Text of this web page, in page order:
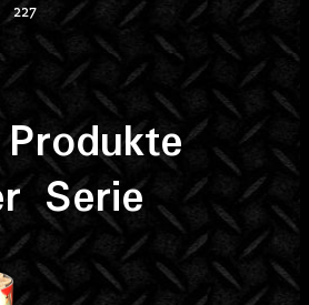
227
Serie